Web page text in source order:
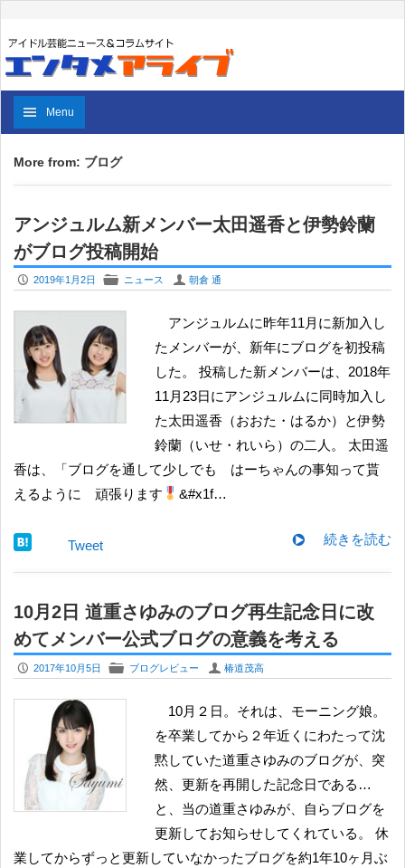
Menu
More from: ブログ
アンジュルム新メンバー太田遥香と伊勢鈴蘭
がブログ投稿開始
P 2019年1月2日 F ニュース U 朝倉 通
アンジュルムに昨年11月に新加入し
たメンバーが、新年にブログを初投稿
した。 投稿した新メンバーは、2018年
11月23日にアンジュルムに同時加入し
た太田遥香（おおた・はるか）と伊勢
鈴蘭（いせ・れいら）の二人。 太田遥
香は、「ブログを通して少しでも はーちゃんの事知って貰
えるように 頑張ります
&#x1f…
続きを読む
Tweet
10月2日 道重さゆみのブログ再生記念日に改
めてメンバー公式ブログの意義を考える
P 2017年10月5日 F ブログレビュー U 椿道茂高
10月２日。それは、モーニング娘。
を卒業してから２年近くにわたって沈
黙していた道重さゆみのブログが、突
然、更新を再開した記念日である…
と、当の道重さゆみが、自らブログを
更新してお知らせしてくれている。 休
業してからずっと更新していなかったブログを約1年10ヶ月ぶ